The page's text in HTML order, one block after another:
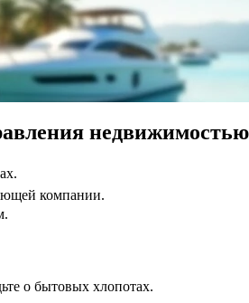
компании.
о бытовых хлопотах.